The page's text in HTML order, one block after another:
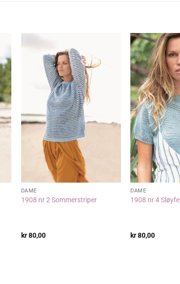
DAME
1908 nr 2 Sommerstriper
kr80,00
DAME
1908 nr 4 Sløyfe
kr80,00